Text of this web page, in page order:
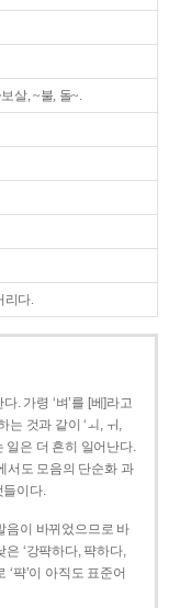
살, ~불, 돌~.
리다.
. 가령 ‘벼’를 [베]라고
는 것과 같이 ‘ㅚ, ㅟ,
일은 더 흔히 일어난다.
서도 모음의 단순화 과
들이다.
음이 바뀌었으므로 바
은 ‘강퍅하다, 퍅하다,
‘퍅’이 아직도 표준어